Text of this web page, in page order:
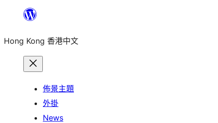
主
Hong Kong 香港中文
佈景主題
外掛
News